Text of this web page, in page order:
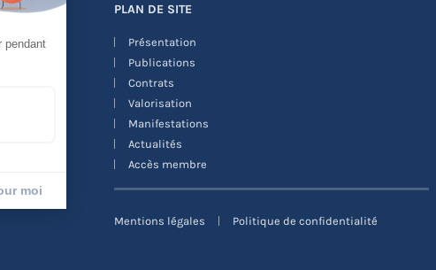
PLAN DE SITE
Présentation
Publications
Contrats
Valorisation
Manifestations
Actualités
Accès membre
Mentions légales Politique de confidentialité